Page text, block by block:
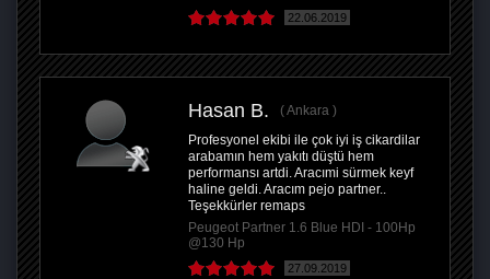
22.06.2019
Hasan B.
Ankara
Profesyonel ekibi ile çok iyi iş cikardilar
arabamın hem yakıtı düştü hem
performansı artdi. Aracımi sürmek keyf
haline geldi. Aracım pejo partner..
Teşekkürler remaps
Peugeot Partner 1.6 Blue HDI - 100Hp
@130 Hp
27.09.2019